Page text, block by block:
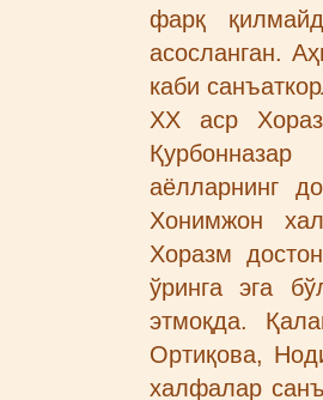
фарқ
асосланган.
каби
ХХ аср
аёлларнинг
Хонимжон
Хоразм
ўринга эга
этмоқда.
Ортиқова,
халфалар